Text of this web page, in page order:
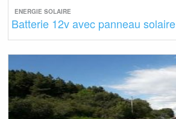
ENERGIE SOLAIRE
Batterie 12v avec panneau solaire